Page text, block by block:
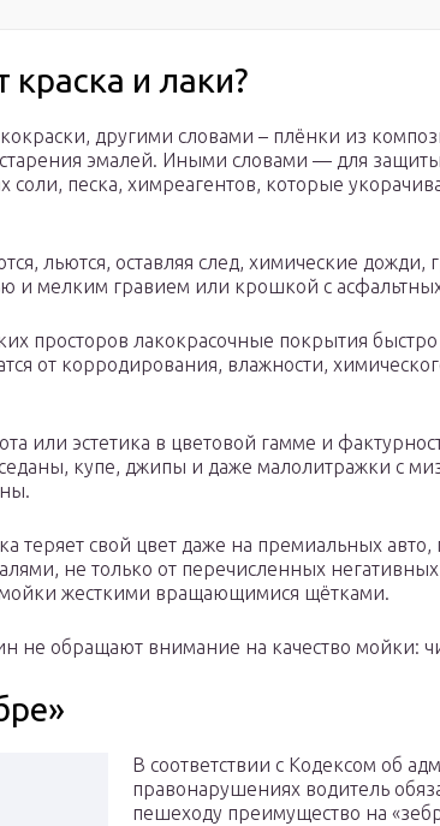
краска и лаки?
другими словами – плёнки из
старения эмалей. Иными словами — для
соли, песка, химреагентов, которые
льются, оставляя след, химические дожди,
и мелким гравием или крошкой с
просторов лакокрасочные покрытия
от корродирования, влажности,
или эстетика в цветовой гамме и
купе, джипы и даже малолитражки с
теряет свой цвет даже на премиальных
не только от перечисленных
мойки жесткими вращающимися щётками.
не обращают внимание на качество мойки:
В соответствии с Кодексом об
правонарушениях водитель
пешеходу преимущество на